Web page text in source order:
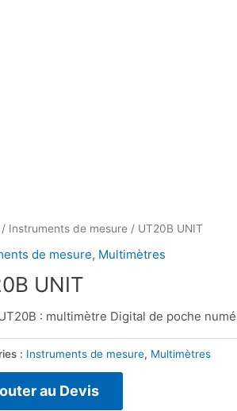
/ Instruments de mesure / UT20B UNIT
de mesure, Multimètres
UNIT
: multimètre Digital de poche
: Instruments de mesure, Multimètres
au Devis